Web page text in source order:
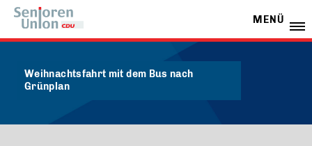
MENÜ
Weihnachtsfahrt mit dem Bus nach
Grünplan